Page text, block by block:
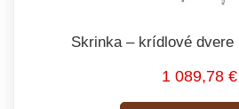
Skrinka – krídlové dvere
1 089,78 €